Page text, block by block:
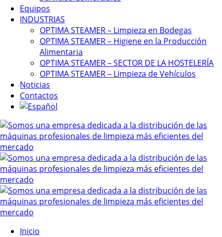
Equipos
INDUSTRIAS
OPTIMA STEAMER – Limpieza en Bodegas
OPTIMA STEAMER – Higiene en la Producción
Alimentaria
OPTIMA STEAMER – SECTOR DE LA HOSTELERÍA
OPTIMA STEAMER – Limpieza de Vehículos
Noticias
Contactos
Inicio